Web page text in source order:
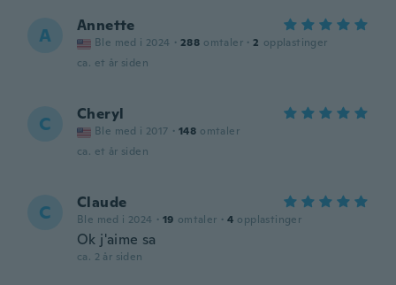
A Annette
Ble med i 2024 · 288 omtaler · 2 opplastinger
ca. et år siden
C Cheryl
Ble med i 2017 · 148 omtaler
ca. et år siden
C Claude
Ble med i 2024 · 19 omtaler · 4 opplastinger
Ok j'aime sa
ca. 2 år siden